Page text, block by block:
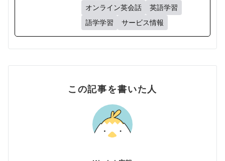
オンライン英会話
英語学習
語学学習
サービス情報
この記事を書いた人